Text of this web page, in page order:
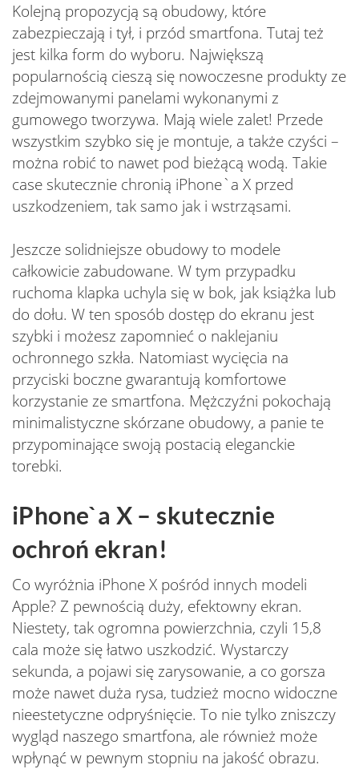
Kolejną propozycją są obudowy, które
zabezpieczają i tył, i przód smartfona. Tutaj też
jest kilka form do wyboru. Największą
popularnością cieszą się nowoczesne produkty ze
zdejmowanymi panelami wykonanymi z
gumowego tworzywa. Mają wiele zalet! Przede
wszystkim szybko się je montuje, a także czyści –
można robić to nawet pod bieżącą wodą. Takie
case skutecznie chronią iPhone`a X przed
uszkodzeniem, tak samo jak i wstrząsami.
Jeszcze solidniejsze obudowy to modele
całkowicie zabudowane. W tym przypadku
ruchoma klapka uchyla się w bok, jak książka lub
do dołu. W ten sposób dostęp do ekranu jest
szybki i możesz zapomnieć o naklejaniu
ochronnego szkła. Natomiast wycięcia na
przyciski boczne gwarantują komfortowe
korzystanie ze smartfona. Mężczyźni pokochają
minimalistyczne skórzane obudowy, a panie te
przypominające swoją postacią eleganckie
torebki.
iPhone`a X – skutecznie
ochroń ekran!
Co wyróżnia iPhone X pośród innych modeli
Apple? Z pewnością duży, efektowny ekran.
Niestety, tak ogromna powierzchnia, czyli 15,8
cala może się łatwo uszkodzić. Wystarczy
sekunda, a pojawi się zarysowanie, a co gorsza
może nawet duża rysa, tudzież mocno widoczne
nieestetyczne odpryśnięcie. To nie tylko zniszczy
wygląd naszego smartfona, ale również może
wpłynąć w pewnym stopniu na jakość obrazu.